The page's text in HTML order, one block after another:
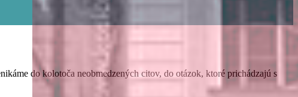
do kolotoča neobmedzených citov, do otázok, ktoré prichádzajú s